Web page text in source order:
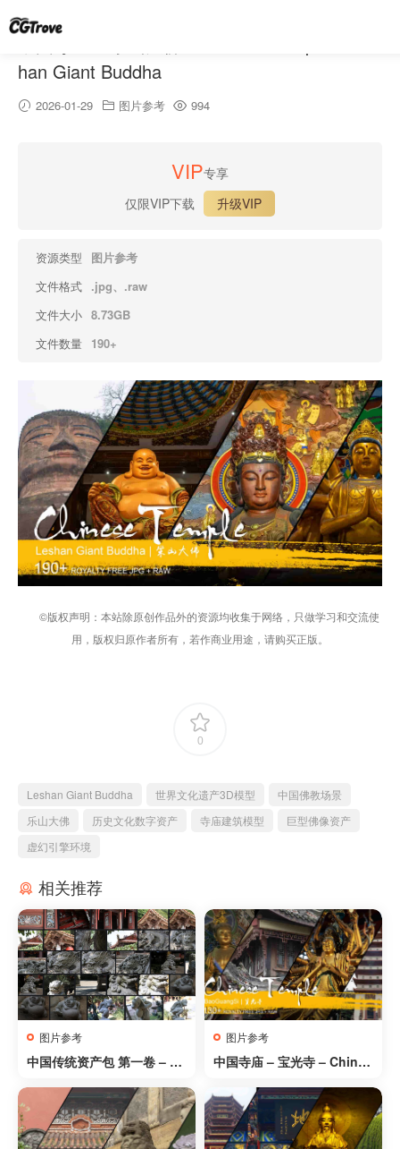
han Giant Buddha
2026-01-29 图片参考 994
VIP专享
仅限VIP下载
升级VIP
资源类型
图片参考
文件格式 .jpg、.raw
文件大小 8.73GB
文件数量 190+
©版权声明：本站除原创作品外的资源均收集于网络，只做学习和交流使
用，版权归原作者所有，若作商业用途，请购买正版。
0
Leshan Giant Buddha 世界文化遗产3D模型
中国佛教场景
乐山大佛
历史文化数字资产 寺庙建筑模型
巨型佛像资产
虚幻引擎环境
相关推荐
图片参考
中国传统资产包 第一卷 – Ch
图片参考
中国寺庙 – 宝光寺 – Chines